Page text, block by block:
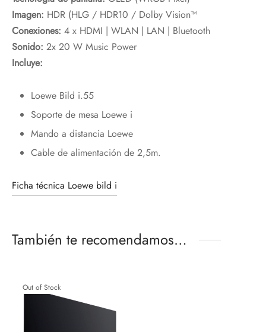
Imagen: HDR (HLG / HDR10 / Dolby Vision™
Conexiones: 4 x HDMI | WLAN | LAN | Bluetooth
Sonido: 2x 20 W Music Power
Incluye:
Loewe Bild i.55
Soporte de mesa Loewe i
Mando a distancia Loewe
Cable de alimentación de 2,5m.
Ficha técnica Loewe bild i
También te recomendamos…
Out of Stock